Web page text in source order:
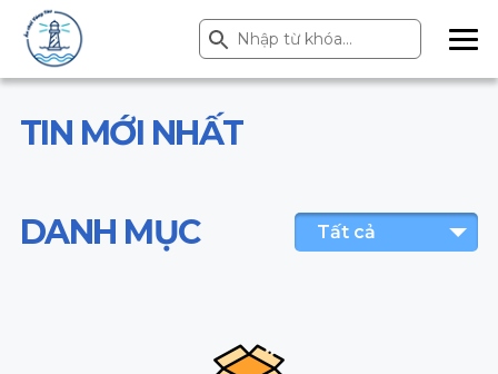
Search
for:
Search Button
ME
NU
TIN MỚI NHẤT
DANH MỤC Tất cả